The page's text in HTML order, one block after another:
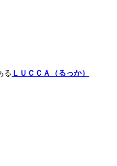
る ＬＵＣＣＡ（るっか）